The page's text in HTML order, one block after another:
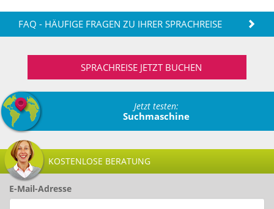
FAQ - HÄUFIGE FRAGEN ZU IHRER SPRACHREISE
SPRACHREISE JETZT BUCHEN
Jetzt testen:
Suchmaschine
KOSTENLOSE BERATUNG
E-Mail-Adresse